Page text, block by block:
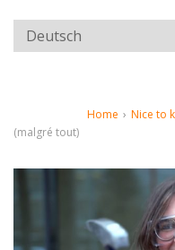
Home › Nice to
(malgré tout)